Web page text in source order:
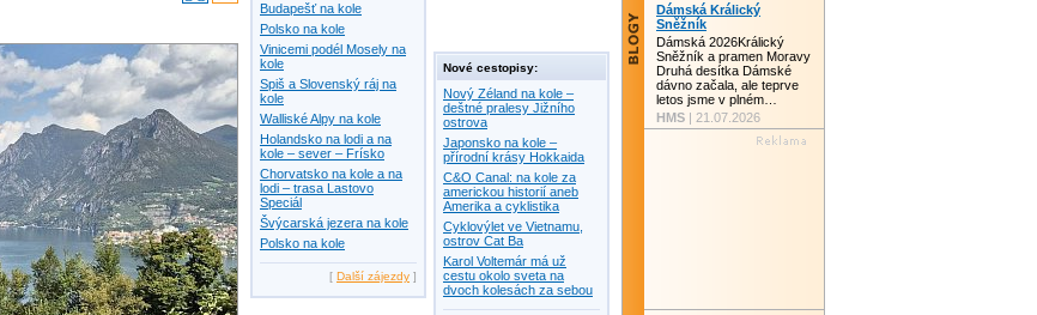
Budapešť na kole
Polsko na kole
Vinicemi podél Mosely na
kole
Spiš a Slovenský ráj na
kole
Walliské Alpy na kole
Holandsko na lodi a na
kole – sever – Frísko
Chorvatsko na kole a na
lodi – trasa Lastovo
Speciál
Švýcarská jezera na kole
Polsko na kole
[ Další zájezdy ]
Nové cestopisy:
Nový Zéland na kole –
deštné pralesy Jižního
ostrova
Japonsko na kole –
přírodní krásy Hokkaida
C&O Canal: na kole za
americkou historií aneb
Amerika a cyklistika
Cyklovýlet ve Vietnamu,
ostrov Cat Ba
Karol Voltemár má už
cestu okolo sveta na
dvoch kolesách za sebou
Dámská Králický
Sněžník
Dámská 2026Králický
Sněžník a pramen Moravy
Druhá desítka Dámské
dávno začala, ale teprve
letos jsme v plném…
HMS | 21.07.2026